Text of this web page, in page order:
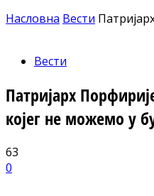
Насловна Вести
Вести
Патријарх
којег не можемо у
63
0